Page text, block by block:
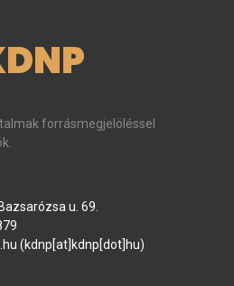
forrásmegjelöléssel
u. 69.
hu (kdnp[at]kdnp[dot]hu)